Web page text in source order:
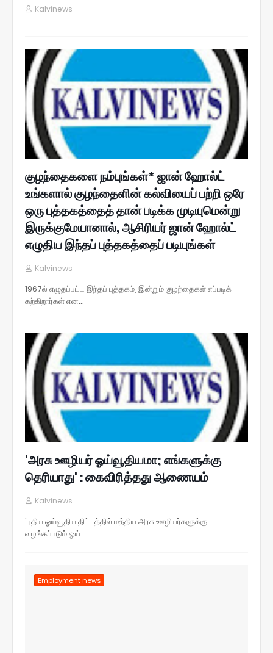
Kalvinews
குழந்தைகளை நம்புங்கள்* ஜான் ஹோல்ட்
உங்களால் குழந்தைளின் கல்வியைப் பற்றி ஒரே
ஒரு புத்தகத்தைத் தான் படிக்க முடியுமென்று
இருக்குமேயானால், ஆசிரியர் ஜான் ஹோல்ட்
எழுதிய இந்தப் புத்தகத்தைப் படியுங்கள்
Kalvinews
1967ல் எழுதப்பட்ட இந்தப் புத்தகம், இன்றும் குழந்தைகள் எப்படிக்
கற்கிறார்கள் என…
'அரசு ஊழியர் ஓய்வூதியமா; எங்களுக்கு
தெரியாது' : கைவிரித்தது ஆணையம்
Kalvinews
'புதிய ஓய்வூதிய திட்டத்தில் மத்திய அரசு ஊழியர்களுக்கு
வழங்கப்படும் ஓய்…
Employment news